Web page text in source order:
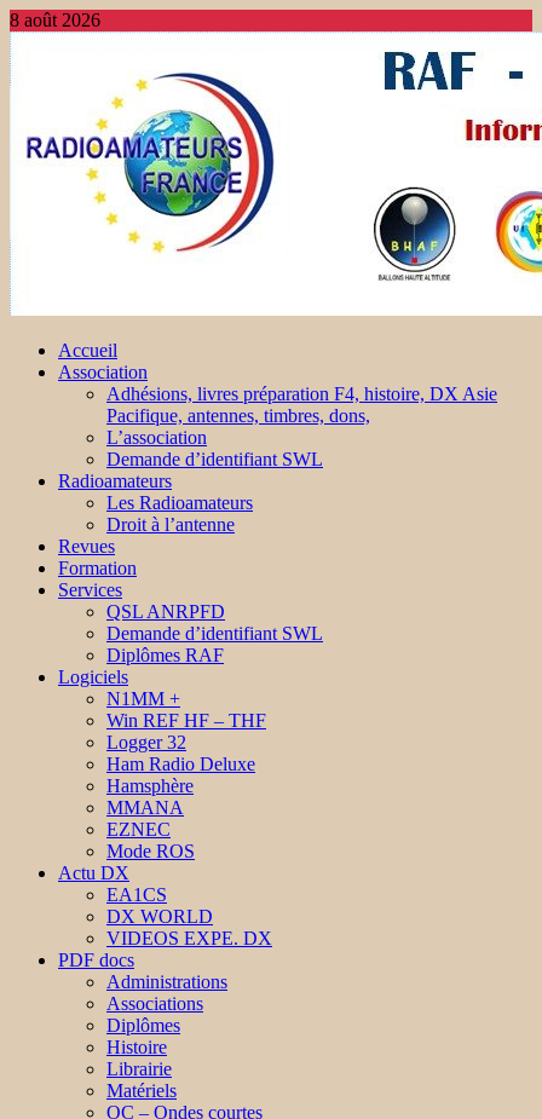
8 août 2026
Accueil
Association
Adhésions, livres préparation F4, histoire, DX Asie
Pacifique, antennes, timbres, dons,
L’association
Demande d’identifiant SWL
Radioamateurs
Les Radioamateurs
Droit à l’antenne
Revues
Formation
Services
QSL ANRPFD
Demande d’identifiant SWL
Diplômes RAF
Logiciels
N1MM +
Win REF HF – THF
Logger 32
Ham Radio Deluxe
Hamsphère
MMANA
EZNEC
Mode ROS
Actu DX
EA1CS
DX WORLD
VIDEOS EXPE. DX
PDF docs
Administrations
Associations
Diplômes
Histoire
Librairie
Matériels
OC – Ondes courtes